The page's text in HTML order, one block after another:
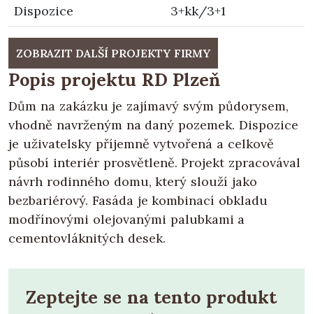
Dispozice
3+kk/3+1
ZOBRAZIT DALŠÍ PROJEKTY FIRMY
Popis projektu RD Plzeň
Dům na zakázku je zajímavý svým půdorysem,
vhodně navrženým na daný pozemek. Dispozice
je uživatelsky příjemně vytvořená a celkově
působí interiér prosvětleně. Projekt zpracovával
návrh rodinného domu, který slouží jako
bezbariérový. Fasáda je kombinací obkladu
modřínovými olejovanými palubkami a
cementovláknitých desek.
Zeptejte se na tento produkt